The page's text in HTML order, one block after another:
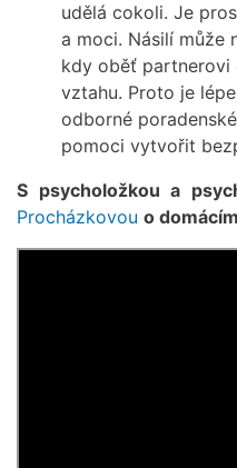
udělá cokoli. Je
a moci. Násilí může
kdy oběť partnerovi
vztahu. Proto je
odborné
pomoci vytvořit
S psycholožkou a
Procházkovou o